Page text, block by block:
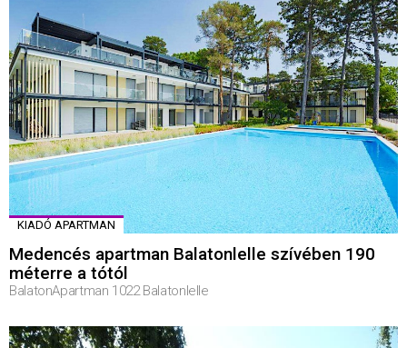
KIADÓ APARTMAN
Medencés apartman Balatonlelle szívében 190
méterre a tótól
BalatonApartman 1022 Balatonlelle